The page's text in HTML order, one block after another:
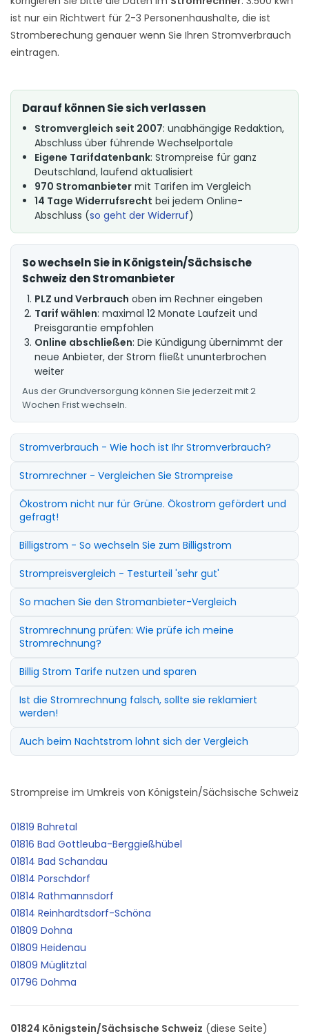
ist nur ein Richtwert für 2-3 Personenhaushalte, die ist
Stromberechung genauer wenn Sie Ihren Stromverbrauch
eintragen.
Darauf können Sie sich verlassen
Stromvergleich seit 2007: unabhängige Redaktion,
Abschluss über führende Wechselportale
Eigene Tarifdatenbank: Strompreise für ganz
Deutschland, laufend aktualisiert
970 Stromanbieter mit Tarifen im Vergleich
14 Tage Widerrufsrecht bei jedem Online-
Abschluss (so geht der Widerruf)
So wechseln Sie in Königstein/Sächsische
Schweiz den Stromanbieter
PLZ und Verbrauch oben im Rechner eingeben
Tarif wählen: maximal 12 Monate Laufzeit und
Preisgarantie empfohlen
Online abschließen: Die Kündigung übernimmt der
neue Anbieter, der Strom fließt ununterbrochen
weiter
Aus der Grundversorgung können Sie jederzeit mit 2
Wochen Frist wechseln.
Stromverbrauch - Wie hoch ist Ihr Stromverbrauch?
Stromrechner - Vergleichen Sie Strompreise
Ökostrom nicht nur für Grüne. Ökostrom gefördert und
gefragt!
Billigstrom - So wechseln Sie zum Billigstrom
Strompreisvergleich - Testurteil 'sehr gut'
So machen Sie den Stromanbieter-Vergleich
Stromrechnung prüfen: Wie prüfe ich meine
Stromrechnung?
Billig Strom Tarife nutzen und sparen
Ist die Stromrechnung falsch, sollte sie reklamiert
werden!
Auch beim Nachtstrom lohnt sich der Vergleich
Strompreise im Umkreis von Königstein/Sächsische Schweiz
01819 Bahretal
01816 Bad Gottleuba-Berggießhübel
01814 Bad Schandau
01814 Porschdorf
01814 Rathmannsdorf
01814 Reinhardtsdorf-Schöna
01809 Dohna
01809 Heidenau
01809 Müglitztal
01796 Dohma
01824 Königstein/Sächsische Schweiz (diese Seite)